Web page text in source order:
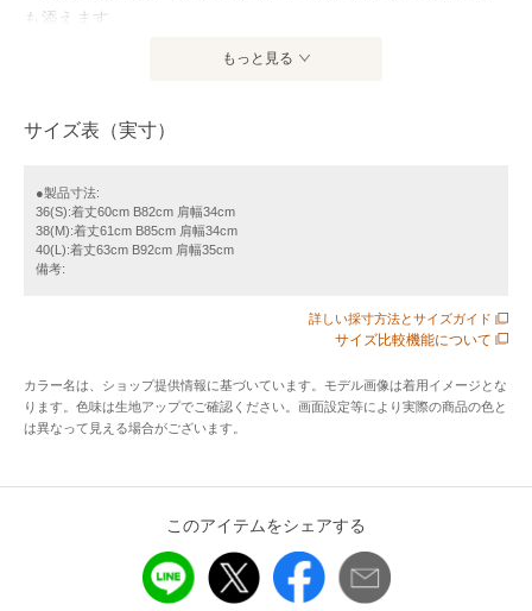
も添えます。
拾いにくい設計です。
す。
・テーパードパンツを合わせれば、甘さをほどよく抑えた通
勤スタイルに。
・タイトスカートとなら、ボウタイの華やぎが際立つ上品コ
・ジャケットのインにも映え、会食やきれいめな場面にも取
【素材】
れいに引き立てます。
・さらりとした風合いで肌離れがよく、暑い季節も快適に着
もっと見る
サイズ表（実寸）
●製品寸法:
36(S):着丈60cm B82cm 肩幅34cm
38(M):着丈61cm B85cm 肩幅34cm
40(L):着丈63cm B92cm 肩幅35cm
備考:
詳しい採寸方法とサイズガイド
サイズ比較機能について
カラー名は、ショップ提供情報に基づいています。モデル画像は着用イメージとな
ります。色味は生地アップでご確認ください。画面設定等により実際の商品の色と
は異なって見える場合がございます。
このアイテムをシェアする